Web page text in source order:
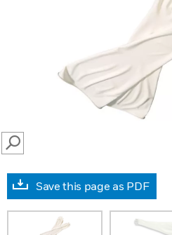
SEARCH
Save this page as PDF